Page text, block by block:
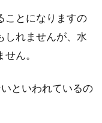
たら、お昼寝用のお布団
のお布団は週初めに持っ
ことになりますの
しれませんが、水
ん。
といわれているの